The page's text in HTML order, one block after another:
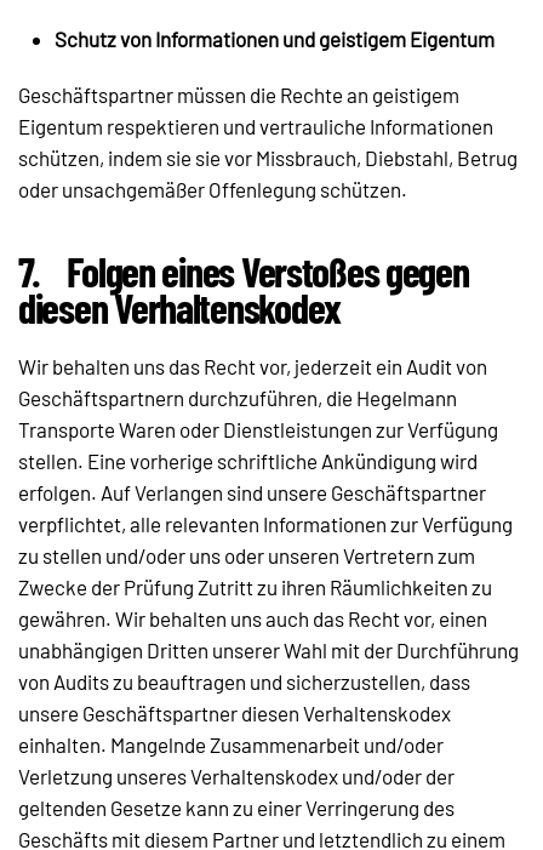
Schutz von Informationen und geistigem Eigentum
Geschäftspartner müssen die Rechte an geistigem
Eigentum respektieren und vertrauliche Informationen
schützen, indem sie sie vor Missbrauch, Diebstahl, Betrug
oder unsachgemäßer Offenlegung schützen.
7. Folgen eines Verstoßes gegen
diesen Verhaltenskodex
Wir behalten uns das Recht vor, jederzeit ein Audit von
Geschäftspartnern durchzuführen, die Hegelmann
Transporte Waren oder Dienstleistungen zur Verfügung
stellen. Eine vorherige schriftliche Ankündigung wird
erfolgen. Auf Verlangen sind unsere Geschäftspartner
verpflichtet, alle relevanten Informationen zur Verfügung
zu stellen und/oder uns oder unseren Vertretern zum
Zwecke der Prüfung Zutritt zu ihren Räumlichkeiten zu
gewähren. Wir behalten uns auch das Recht vor, einen
unabhängigen Dritten unserer Wahl mit der Durchführung
von Audits zu beauftragen und sicherzustellen, dass
unsere Geschäftspartner diesen Verhaltenskodex
einhalten. Mangelnde Zusammenarbeit und/oder
Verletzung unseres Verhaltenskodex und/oder der
geltenden Gesetze kann zu einer Verringerung des
Geschäfts mit diesem Partner und letztendlich zu einem